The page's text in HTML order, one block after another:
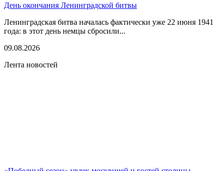
День окончания Ленинградской битвы
Ленинградская битва началась фактически уже 22 июня 1941
года: в этот день немцы сбросили...
09.08.2026
Лента новостей